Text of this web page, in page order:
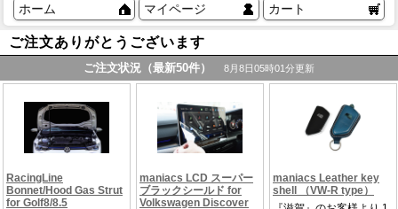
ホーム マイページ カート
ご注文ありがとうございます